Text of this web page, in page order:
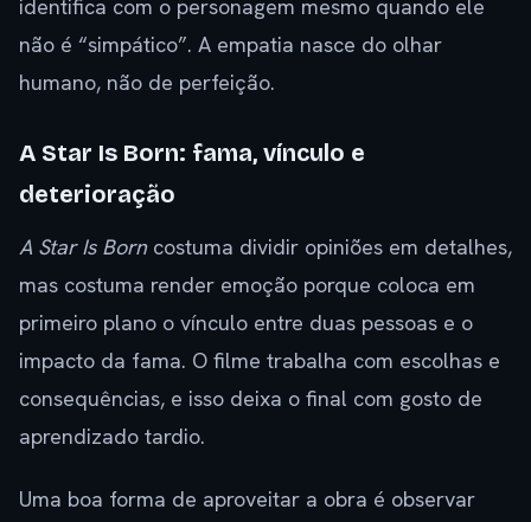
identifica com o personagem mesmo quando ele
não é “simpático”. A empatia nasce do olhar
humano, não de perfeição.
A Star Is Born: fama, vínculo e
deterioração
A Star Is Borncostuma dividir opiniões em detalhes,
mas costuma render emoção porque coloca em
primeiro plano o vínculo entre duas pessoas e o
impacto da fama. O filme trabalha com escolhas e
consequências, e isso deixa o final com gosto de
aprendizado tardio.
Uma boa forma de aproveitar a obra é observar